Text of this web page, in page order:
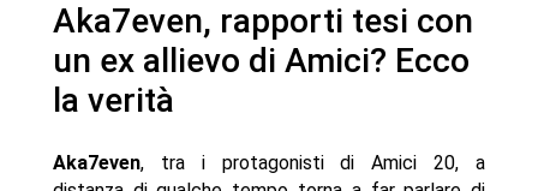
Aka7even, rapporti tesi con
un ex allievo di Amici? Ecco
la verità
Aka7even, tra i protagonisti di Amici 20, a